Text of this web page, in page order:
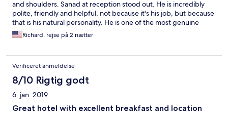
and shoulders. Sanad at reception stood out. He is incredibly
polite, friendly and helpful, not because it's his job, but because
that is his natural personality. He is one of the most genuine
people I've encountered in a hotel. Lacosta Hotel is lucky to have
him. The interior of the hotel is noisy from fellow guests, (and an
the guests in the adjacent room smoked, and left the door open
so the hall smelled of smoke. And smoke came through the
ventilation system into my room throughout the day and night.
It would be better if smoking and non-smoking rooms were on
separate floors. Breakfast was good and had a good variety of
options.
Richard, rejse på 2 nætter
Verificeret anmeldelse
8/10 Rigtig godt
6. jan. 2019
Great hotel with excellent breakfast and location